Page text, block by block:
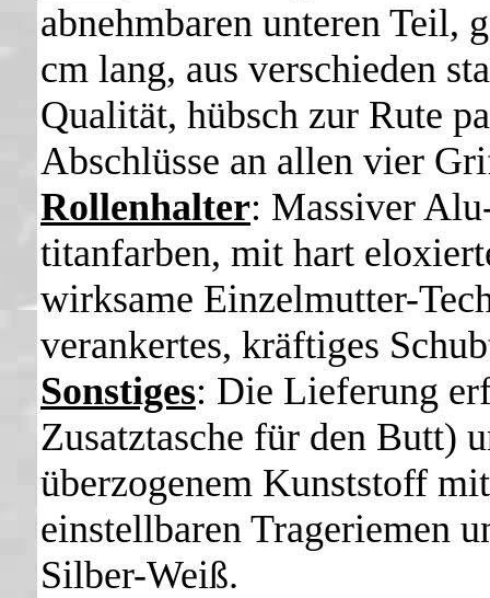
abnehmbaren unteren Teil,
cm lang, aus verschieden
Qualität, hübsch zur Rute
Abschlüsse an allen vier
Rollenhalter: Massiver
titanfarben, mit hart
wirksame Einzelmutter-
verankertes, kräftiges
Sonstiges: Die Lieferung
Zusatztasche für den Butt)
überzogenem Kunststoff
einstellbaren Trageriemen
Silber-Weiß.